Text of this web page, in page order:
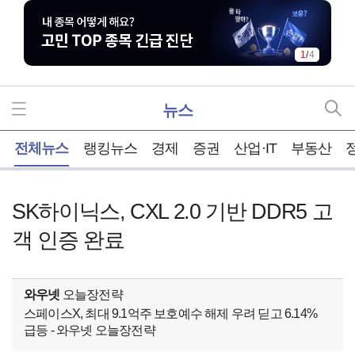
1/4
뉴스
전체뉴스 랭킹뉴스 경제 증권 산업·IT 부동산
SK하이닉스, CXL 2.0 기반 DDR5 고
객 인증 완료
와우넷 오늘장전략
스페이스X, 최대 9.1억주 보호예수 해제 우려 딛고 6.14%
급등 - 와우넷 오늘장전략